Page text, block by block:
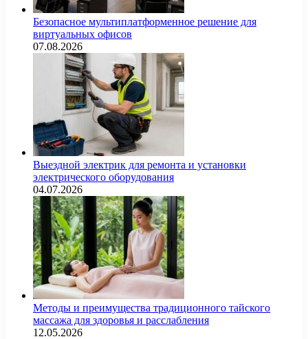
Безопасное мультиплатформенное решение для
виртуальных офисов
07.08.2026
Выездной электрик для ремонта и установки
электрического оборудования
04.07.2026
Методы и преимущества традиционного тайского
массажа для здоровья и расслабления
12.05.2026